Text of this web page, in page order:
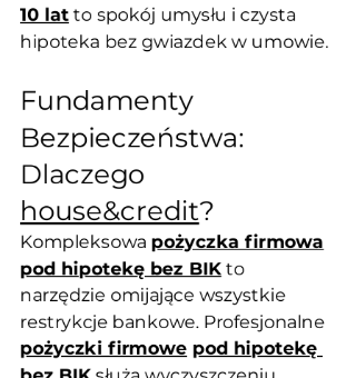
10 lat to spokój umysłu i czysta
hipoteka bez gwiazdek w umowie.
Fundamenty
Bezpieczeństwa:
Dlaczego
house&credit?
Kompleksowa pożyczka firmowa
pod hipotekę bez BIK to
narzędzie omijające wszystkie
restrykcje bankowe. Profesjonalne
pożyczki firmowe pod hipotekę